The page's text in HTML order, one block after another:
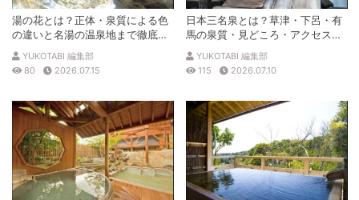
湯の花とは？正体・泉質による色
の違いと名湯の温泉地まで徹底解
説
YUKOTABI 編集部
80
2026.07.15
日本三名泉とは？草津・下呂・有
馬の泉質・見どころ・アクセスを
徹底解説
YUKOTABI 編集部
115
2026.07.10